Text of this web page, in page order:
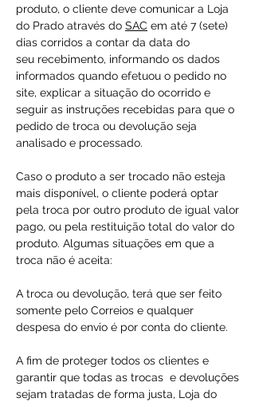
produto, o cliente deve comunicar a Loja
do Prado através do SAC em até 7 (sete)
dias corridos a contar da data do
seu recebimento, informando os dados
informados quando efetuou o pedido no
site, explicar a situação do ocorrido e
seguir as instruções recebidas para que o
pedido de troca ou devolução seja
analisado e processado.
Caso o produto a ser trocado não esteja
mais disponível, o cliente poderá optar
pela troca por outro produto de igual valor
pago, ou pela restituição total do valor do
produto. Algumas situações em que a
troca não é aceita:
A troca ou devolução, terá que ser feito
somente pelo Correios e qualquer
despesa do envio é por conta do cliente.
A fim de proteger todos os clientes e
garantir que todas as trocas e devoluções
sejam tratadas de forma justa, Loja do